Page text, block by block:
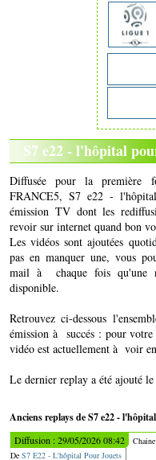
S7 e22 - l'hôpital
Diffusée pour la première
FRANCE5, S7 e22 -
émission TV dont les
revoir sur internet quand bon
Les vidéos sont ajoutées
pas en manquer une, vous
mail à chaque fois qu'une
disponible.
Retrouvez ci-dessous
émission à succés : pour
vidéo est actuellement à voir
Le dernier replay a été ajouté
Anciens replays de S7 e22 -
Diffusion : 29/05/2026 08:42
De S7 E22 - L'hôpital Pour Jouets